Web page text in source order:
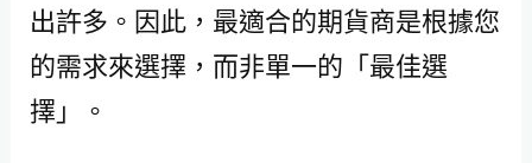
出許多。因此，最適合的期貨商是根據您
的需求來選擇，而非單一的「最佳選
擇」。